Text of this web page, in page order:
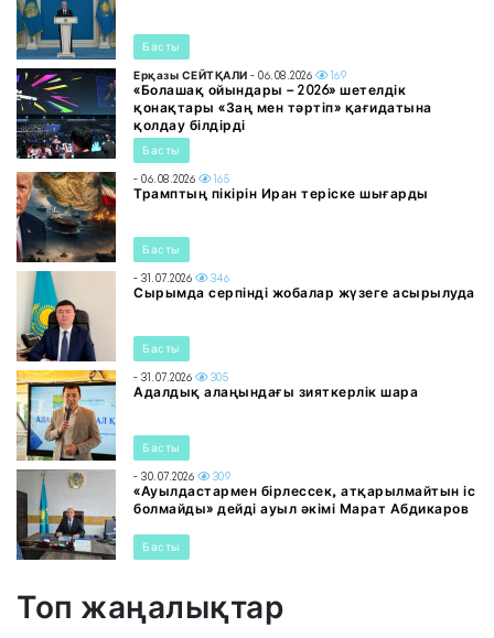
Басты
Ерқазы СЕЙТҚАЛИ - 06.08.2026 169
«Болашақ ойындары – 2026» шетелдік
қонақтары «Заң мен тәртіп» қағидатына
қолдау білдірді
Басты
- 06.08.2026 165
Трамптың пікірін Иран теріске шығарды
Басты
- 31.07.2026 346
Сырымда серпінді жобалар жүзеге асырылуда
Басты
- 31.07.2026 305
Адалдық алаңындағы зияткерлік шара
Басты
- 30.07.2026 309
«Ауылдастармен бірлессек, атқарылмайтын іс
болмайды» дейді ауыл әкімі Марат Абдикаров
Басты
Топ жаңалықтар